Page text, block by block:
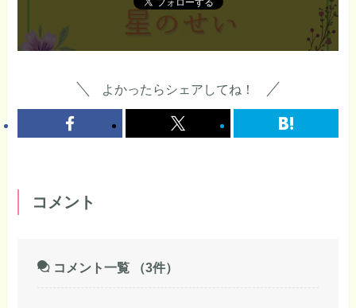
よかったらシェアしてね！
コメント
コメント一覧 （3件）